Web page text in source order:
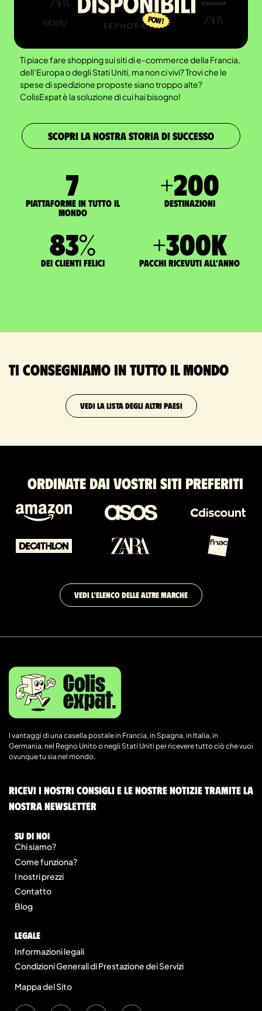
Ti piace fare shopping sui siti di e-commerce della Francia,
dell’Europa o degli Stati Uniti, ma non ci vivi? Trovi che le
spese di spedizione proposte siano troppo alte?
ColisExpat è la soluzione di cui hai bisogno!
SCOPRI LA NOSTRA STORIA DI SUCCESSO
7
Piattaforme in tutto il
mondo
+200
Destinazioni
83%
dei clienti felici
+300K
pacchi ricevuti all’anno
Ti consegniamo in tutto il mondo
VEDI LA LISTA DEGLI ALTRI PAESI
Ordinate dai vostri siti preferiti
VEDI L'ELENCO DELLE ALTRE MARCHE
I vantaggi di una casella postale in Francia, in Spagna, in Italia, in
Germania, nel Regno Unito o negli Stati Uniti per ricevere tutto ciò che vuoi
ovunque tu sia nel mondo.
Ricevi i nostri consigli e le nostre notizie tramite la
nostra newsletter
Su di noi
Chi siamo?
Come funziona?
I nostri prezzi
Contatto
Blog
legale
Informazioni legali
Condizioni Generali di Prestazione dei Servizi
Mappa del Sito